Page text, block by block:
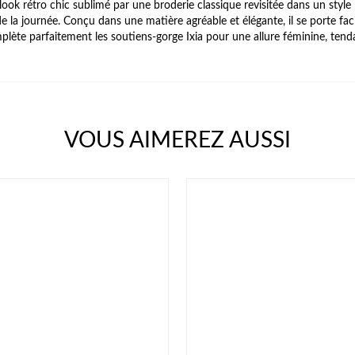
rétro chic sublimé par une broderie classique revisitée dans un
journée. Conçu dans une matière agréable et élégante, il se porte
parfaitement les soutiens-gorge Ixia pour une allure féminine,
VOUS AIMEREZ AUSSI